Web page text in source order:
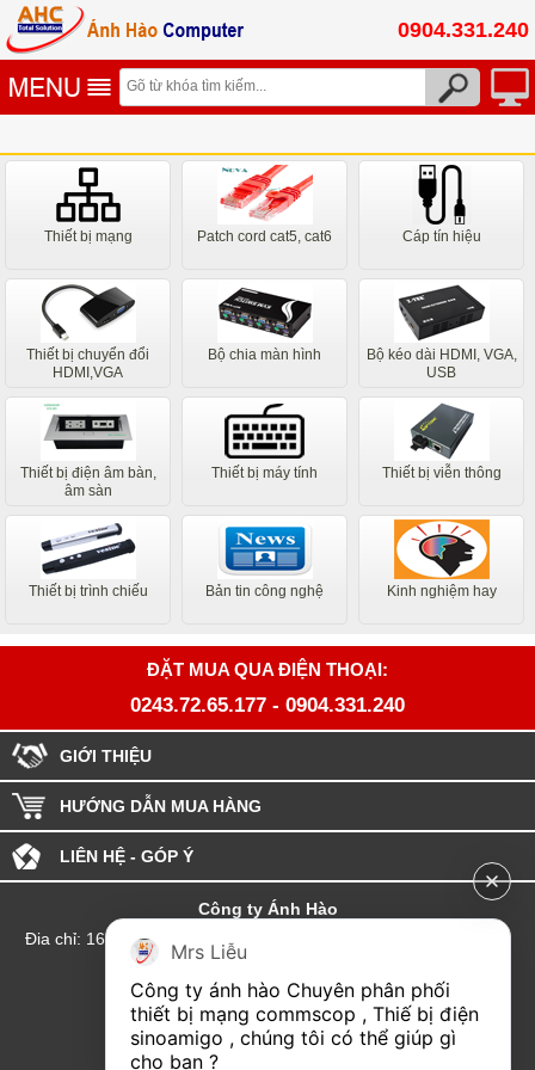
0904.331.240
Thiết bị mạng Patch cord cat5, cat6 Cáp tín hiệu
Thiết bị chuyển đổi
HDMI,VGA
Bộ chia màn hình
Bộ kéo dài HDMI, VGA,
USB
Thiết bị điện âm bàn,
âm sàn
Thiết bị máy tính Thiết bị viễn thông
Thiết bị trình chiếu Bản tin công nghệ Kinh nghiệm hay
ĐẶT MUA QUA ĐIỆN THOẠI:
0243.72.65.177 - 0904.331.240
GIỚI THIỆU
HƯỚNG DẪN MUA HÀNG
LIÊN HỆ - GÓP Ý
Công ty Ánh Hào
Đia chỉ: 164 Phố Chùa Láng - Phường Láng - Thành phố Hà Nội
Email: Kinhdoanhanhhao@gmail.com
Đại lý Hải Phòng
Mrs Liễu
Công ty ánh hào Chuyên phân phối
thiết bị mạng commscop , Thiế bị điện
sinoamigo , chúng tôi có thể giúp gì
cho bạn ?